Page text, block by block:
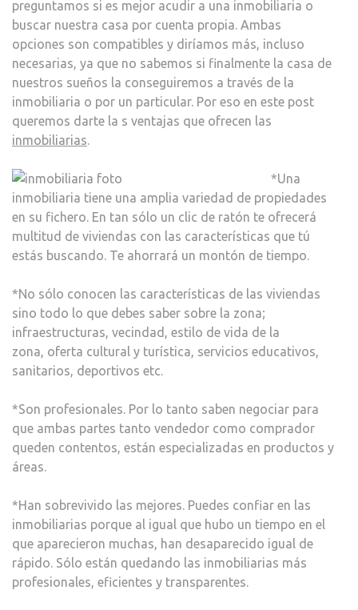
preguntamos si es mejor acudir a una inmobiliaria o
buscar nuestra casa por cuenta propia. Ambas
opciones son compatibles y diríamos más, incluso
necesarias, ya que no sabemos si finalmente la casa de
nuestros sueños la conseguiremos a través de la
inmobiliaria o por un particular. Por eso en este post
queremos darte la s ventajas que ofrecen las
inmobiliarias.
*Una
inmobiliaria tiene una amplia variedad de propiedades
en su fichero. En tan sólo un clic de ratón te ofrecerá
multitud de viviendas con las características que tú
estás buscando. Te ahorrará un montón de tiempo.
*No sólo conocen las características de las viviendas
sino todo lo que debes saber sobre la zona;
infraestructuras, vecindad, estilo de vida de la
zona, oferta cultural y turística, servicios educativos,
sanitarios, deportivos etc.
*Son profesionales. Por lo tanto saben negociar para
que ambas partes tanto vendedor como comprador
queden contentos, están especializadas en productos y
áreas.
*Han sobrevivido las mejores. Puedes confiar en las
inmobiliarias porque al igual que hubo un tiempo en el
que aparecieron muchas, han desaparecido igual de
rápido. Sólo están quedando las inmobiliarias más
profesionales, eficientes y transparentes.